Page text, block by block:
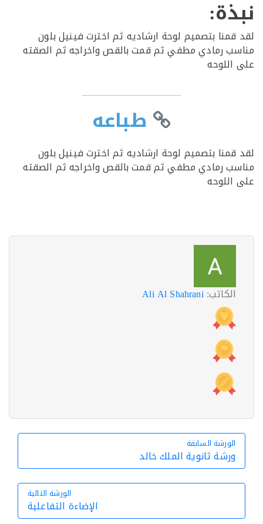
بتصميم لوحة ارشاديه ثم اخترت فينيل بلون
رمادي مطفي ثم قمت بالقص واخراجه ثم الصقته
طباعه
بتصميم لوحة ارشاديه ثم اخترت فينيل بلون
رمادي مطفي ثم قمت بالقص واخراجه ثم الصقته
الكاتب:Ali Al Shahrani
الورشة السابقة
الورشة السابقة
ورشة ثانوية الملك خالد
الورشة التالية
الورشة
الإضاءة التفاعلية